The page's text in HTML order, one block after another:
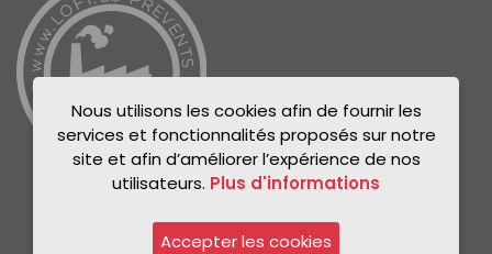
Nous utilisons les cookies afin de fournir les
services et fonctionnalités proposés sur notre
site et afin d’améliorer l’expérience de nos
utilisateurs. Plus d'informations
Accepter les cookies